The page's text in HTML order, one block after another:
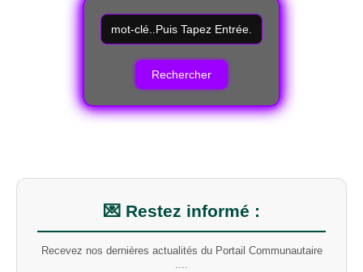
R
e
c
u
m
o
t
-
💌 Restez informé :
Recevez nos dernières actualités du Portail Communautaire
....